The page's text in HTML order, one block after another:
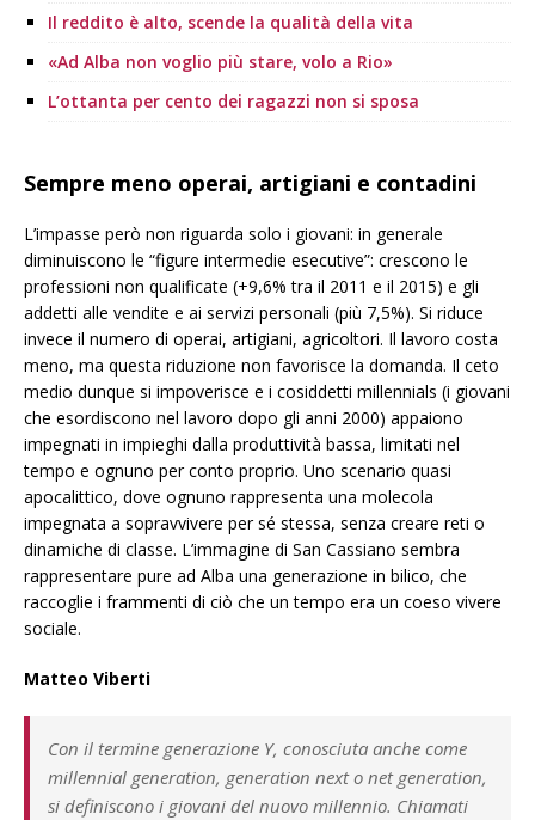
Il reddito è alto, scende la qualità della vita
«Ad Alba non voglio più stare, volo a Rio»
L’ottanta per cento dei ragazzi non si sposa
Sempre meno operai, artigiani e contadini
L’impasse però non riguarda solo i giovani: in generale
diminuiscono le “figure intermedie esecutive”: crescono le
professioni non qualificate (+9,6% tra il 2011 e il 2015) e gli
addetti alle vendite e ai servizi personali (più 7,5%). Si riduce
invece il numero di operai, artigiani, agricoltori. Il lavoro costa
meno, ma questa riduzione non favorisce la domanda. Il ceto
medio dunque si impoverisce e i cosiddetti millennials (i giovani
che esordiscono nel lavoro dopo gli anni 2000) appaiono
impegnati in impieghi dalla produttività bassa, limitati nel
tempo e ognuno per conto proprio. Uno scenario quasi
apocalittico, dove ognuno rappresenta una molecola
impegnata a sopravvivere per sé stessa, senza creare reti o
dinamiche di classe. L’immagine di San Cassiano sembra
rappresentare pure ad Alba una generazione in bilico, che
raccoglie i frammenti di ciò che un tempo era un coeso vivere
sociale.
Matteo Viberti
Con il termine generazione Y, conosciuta anche come
millennial generation, generation next o net generation,
si definiscono i giovani del nuovo millennio. Chiamati